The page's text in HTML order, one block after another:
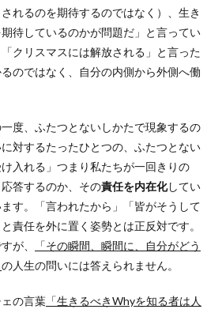
れるのを期待するのではなく）、生き
待しているのかが問題だ」と言ってい
クリスマスには解放される」と言った
のではなく、自分の内側から外側へ働
一度、ふたつとないしかたで現象するの
対するたったひとつの、ふたつとない
入れる」つまり私たちが一回きりの
答するのか、その責任を内在化してい
す。「言われたから」「皆がそうして
責任を外に置く姿勢とは正反対です。
が、
「その瞬間、瞬間に、自分がどう
の人生の問いには答えられません。
の言葉 「生きるべきWhyを知る者は人